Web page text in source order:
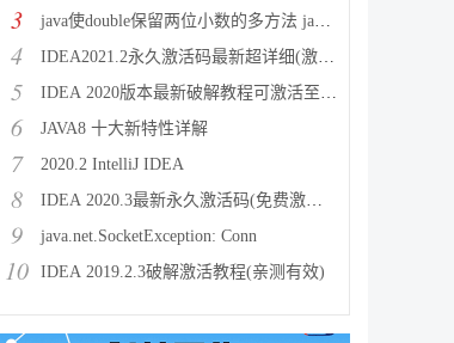
3 java使double保留两位小数的多方法 java保留两位
4 IDEA2021.2永久激活码最新超详细(激活到2099)
5 IDEA 2020版本最新破解教程可激活至2089
6 JAVA8 十大新特性详解
7 2020.2 IntelliJ IDEA
8 IDEA 2020.3最新永久激活码(免费激活到 209
9 java.net.SocketException: Conn
10 IDEA 2019.2.3破解激活教程(亲测有效)